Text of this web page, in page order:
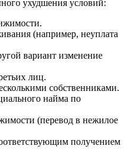
ухудшения условий:
(например, неуплата
вариант изменение
лиц.
собственниками.
найма по
(перевод в нежилое
получением